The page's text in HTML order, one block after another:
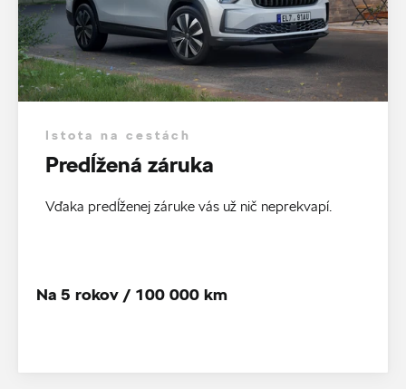
Istota na cestách
Predĺžená záruka
Vďaka predĺženej záruke vás už nič neprekvapí.
Na 5 rokov / 100 000 km